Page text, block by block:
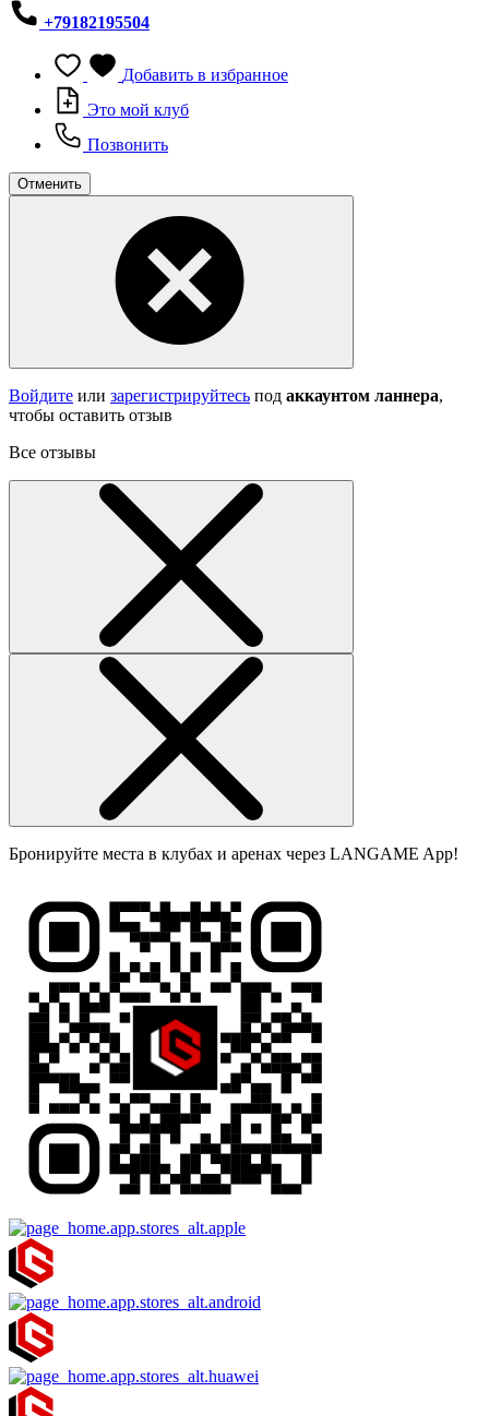
+79182195504
Добавить в избранное
Это мой клуб
Позвонить
Отменить
Войдите или зарегистрируйтесь под аккаунтом ланнера,
чтобы оставить отзыв
Все отзывы
Бронируйте места в клубах и аренах через LANGAME App!